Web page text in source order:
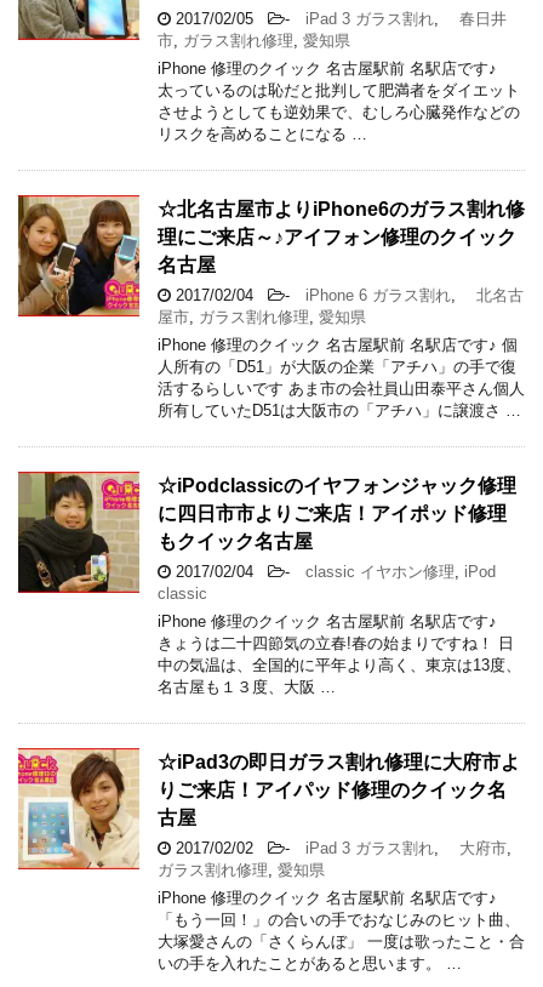
2017/02/05 - iPad 3 ガラス割れ
春日井
市 ガラス割れ修理 愛知県
iPhone 修理のクイック 名古屋駅前 名駅店です♪
太っているのは恥だと批判して肥満者をダイエット
させようとしても逆効果で、むしろ心臓発作などの
リスクを高めることになる …
☆北名古屋市よりiPhone6のガラス割れ修
理にご来店～♪アイフォン修理のクイック
名古屋
2017/02/04 - iPhone 6 ガラス割れ
北名古
屋市 ガラス割れ修理 愛知県
iPhone 修理のクイック 名古屋駅前 名駅店です♪ 個
人所有の「D51」が大阪の企業「アチハ」の手で復
活するらしいです あま市の会社員山田泰平さん個人
所有していたD51は大阪市の「アチハ」に譲渡さ …
☆iPodclassicのイヤフォンジャック修理
に四日市市よりご来店！アイポッド修理
もクイック名古屋
2017/02/04 - classic イヤホン修理
iPod
classic
iPhone 修理のクイック 名古屋駅前 名駅店です♪
きょうは二十四節気の立春!春の始まりですね！ 日
中の気温は、全国的に平年より高く、東京は13度、
名古屋も１３度、大阪 …
☆iPad3の即日ガラス割れ修理に大府市よ
りご来店！アイパッド修理のクイック名
古屋
2017/02/02 - iPad 3 ガラス割れ 大府市
ガラス割れ修理 愛知県
iPhone 修理のクイック 名古屋駅前 名駅店です♪
「もう一回！」の合いの手でおなじみのヒット曲、
大塚愛さんの「さくらんぼ」 一度は歌ったこと・合
いの手を入れたことがあると思います。 …